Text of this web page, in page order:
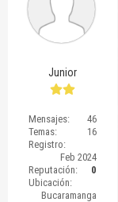
Junior
Mensajes:
46
Temas:
16
Registro:
Feb 2024
Reputación:
0
Ubicación:
Bucaramanga